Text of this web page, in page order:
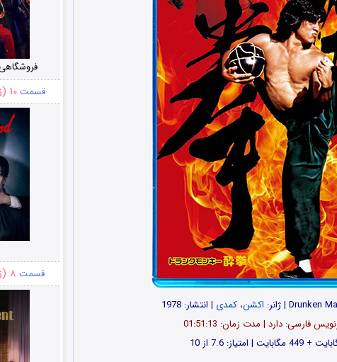
اکشن،کمدی | انتشار: 1978
فارسی: دارد | مدت زمان: 01:51:13
فروشگاهی
قسمت۱۰ (زیرنویس)
قسمت ۸ (زیرنویس)